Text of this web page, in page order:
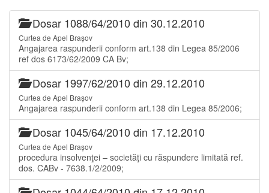
Dosar 1088/64/2010 din 30.12.2010
Curtea de Apel Brașov
Angajarea raspunderii conform art.138 din Legea 85/2006
ref dos 6173/62/2009 CA Bv;
Dosar 1997/62/2010 din 29.12.2010
Curtea de Apel Brașov
Angajarea raspunderii conform art.138 din Legea 85/2006;
Dosar 1045/64/2010 din 17.12.2010
Curtea de Apel Brașov
procedura insolvenţei – societăţi cu răspundere limitată ref.
dos. CABv - 7638.1/2/2009;